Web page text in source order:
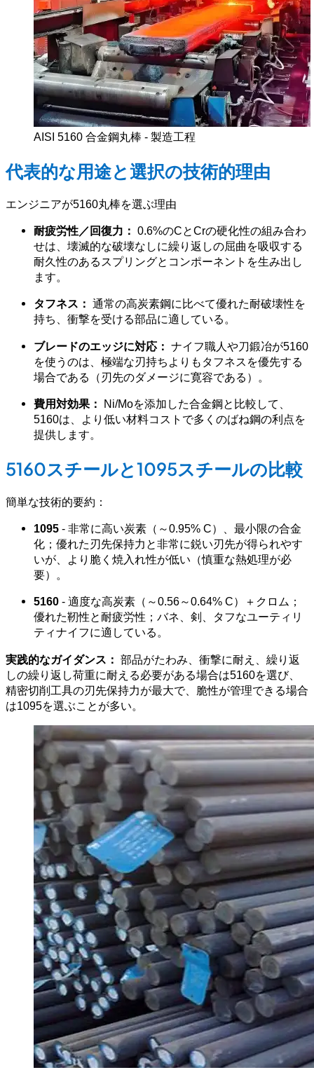
AISI 5160 合金鋼丸棒 - 製造工程
代表的な用途と選択の技術的理由
エンジニアが5160丸棒を選ぶ理由
耐疲労性／回復力： 0.6%のCとCrの硬化性の組み合わ
せは、壊滅的な破壊なしに繰り返しの屈曲を吸収する
耐久性のあるスプリングとコンポーネントを生み出し
ます。
タフネス： 通常の高炭素鋼に比べて優れた耐破壊性を
持ち、衝撃を受ける部品に適している。
ブレードのエッジに対応： ナイフ職人や刀鍛冶が5160
を使うのは、極端な刃持ちよりもタフネスを優先する
場合である（刃先のダメージに寛容である）。
費用対効果：
Ni/Moを添加した合金鋼と比較して、
5160は、より低い材料コストで多くのばね鋼の利点を
提供します。
5160スチールと1095スチールの比較
簡単な技術的要約：
1095 - 非常に高い炭素（～0.95% C）、最小限の合金
化；優れた刃先保持力と非常に鋭い刃先が得られやす
いが、より脆く焼入れ性が低い（慎重な熱処理が必
要）。
5160 - 適度な高炭素（～0.56～0.64% C）＋クロム；
優れた靭性と耐疲労性；バネ、剣、タフなユーティリ
ティナイフに適している。
実践的なガイダンス： 部品がたわみ、衝撃に耐え、繰り返
しの繰り返し荷重に耐える必要がある場合は5160を選び、
精密切削工具の刃先保持力が最大で、脆性が管理できる場合
は1095を選ぶことが多い。